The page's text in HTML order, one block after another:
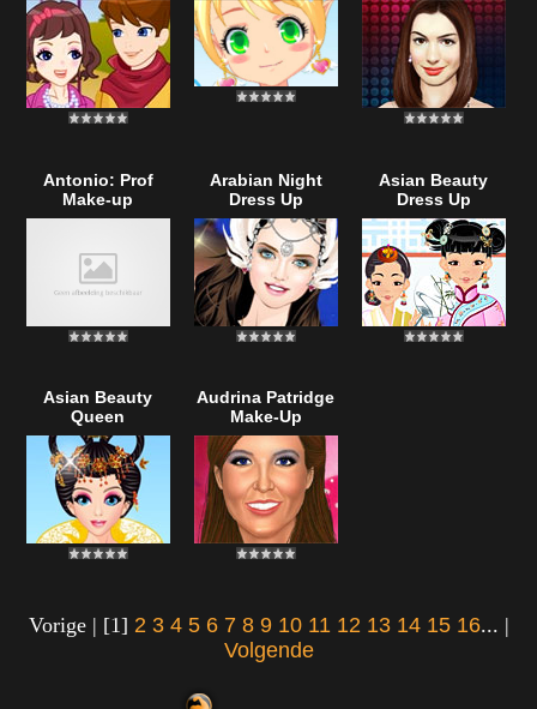
Antonio: Prof
Make-up
Arabian Night
Dress Up
Asian Beauty
Dress Up
Asian Beauty
Queen
Audrina Patridge
Make-Up
Vorige | [1] 2 3 4 5 6 7 8 9 10 11 12 13 14 15 16... |
Volgende